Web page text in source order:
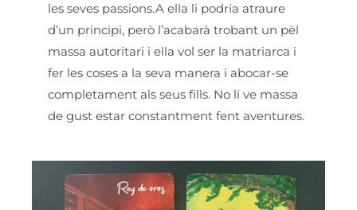
les seves passions.A ella li podria atraure
d’un principi, però l’acabarà trobant un pèl
massa autoritari i ella vol ser la matriarca i
fer les coses a la seva manera i abocar-se
completament als seus fills. No li ve massa
de gust estar constantment fent aventures.